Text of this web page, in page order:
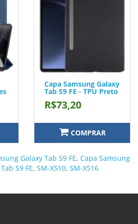
Capa Samsung Galaxy
Tab S9 FE - TPU Preto
R$73,20
COMPRAR
Galaxy Tab S9 FE, Capa Samsung
S9 FE, SM-X510, SM-X516